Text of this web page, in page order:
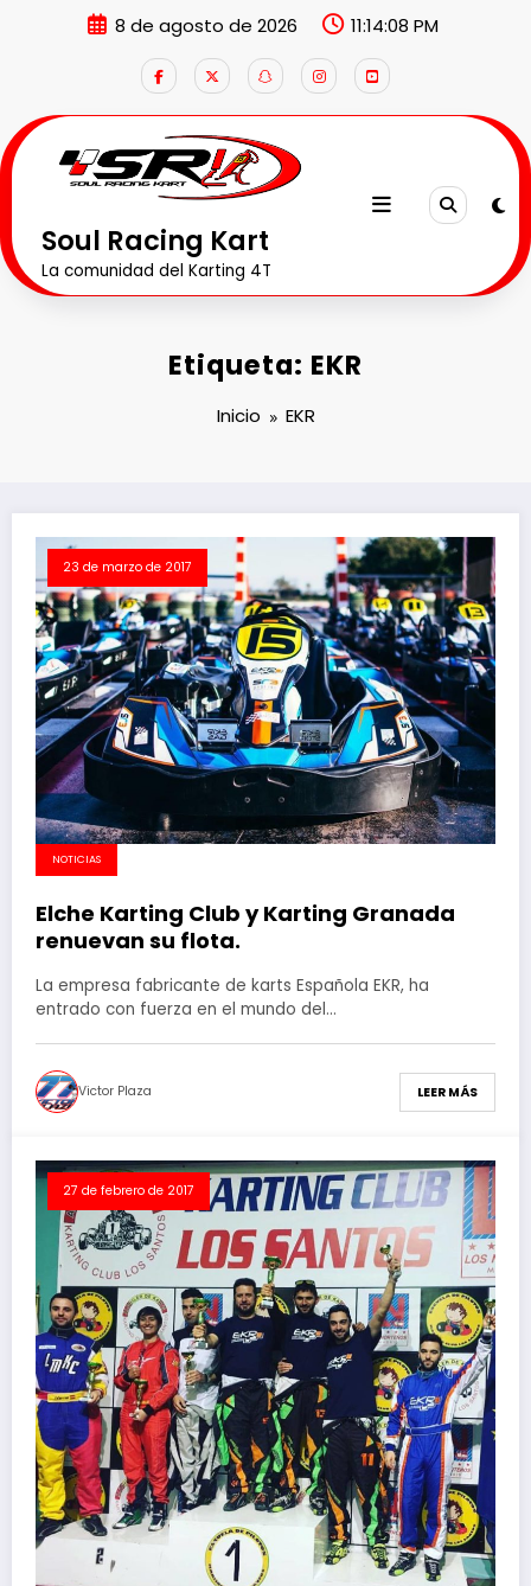
8 de agosto de 2026 11:14:09 PM
Soul Racing Kart
La comunidad del Karting 4T
Etiqueta: EKR
Inicio EKR
23 de marzo de 2017
NOTICIAS
Elche Karting Club y Karting Granada
renuevan su flota.
La empresa fabricante de karts Española EKR, ha
entrado con fuerza en el mundo del…
Victor Plaza LEER MÁS
27 de febrero de 2017